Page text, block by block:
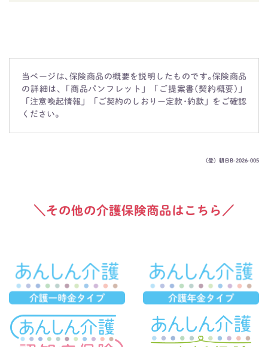
当ページは､保険商品の概要を説明したものです｡保険商品
の詳細は､「商品パンフレット」「ご提案書(契約概要)」
「注意喚起情報」「ご契約のしおりー定款･約款」をご確認
ください｡
（登）朝日B-2026-005
＼その他の介護保険商品はこちら／